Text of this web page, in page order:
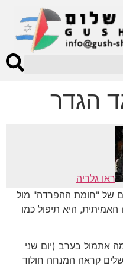
הגדר
ראו גלריה
של "חומת ההפרדה" מול
היא תיפול כמו
אתמול בערב (יום שני
קראה המנחה חולוד